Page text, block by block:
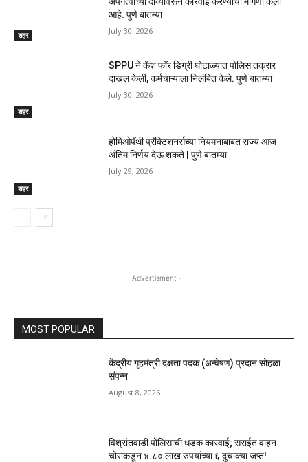
शहर
आहे. पुणे बातम्या
July 30, 2026
शहर
SPPU ने कॅश फॉर डिग्री घोटाळ्यात पोलिस तक्रार
दाखल केली, कर्मचाऱ्याला निलंबित केले. पुणे बातम्या
July 30, 2026
शहर
होमिओपॅथी प्रॅक्टिशनर्सच्या नियमनाबाबत राज्य आज
अंतिम निर्णय देऊ शकते | पुणे बातम्या
July 29, 2026
- Advertisment -
MOST POPULAR
केंद्रीय गृहमंत्री दक्षता पदक (अन्वेषण) प्रदान सोहळा
संपन्न
August 8, 2026
विश्रांतवाडी पोलिसांची धडक कारवाई; सराईत वाहन
चोराकडून ४.८० लाख रुपयांच्या ६ दुचाक्या जप्त!